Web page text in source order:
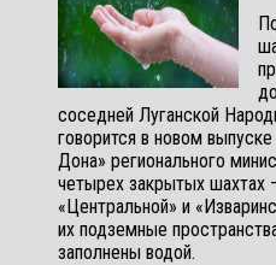
соседней Луганской
говорится в новом
Дона» регионального
четырех закрытых шахтах
«Центральной» и
их подземные
заполнены водой.